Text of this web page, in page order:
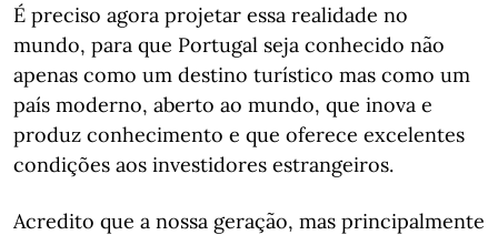
É preciso agora projetar essa realidade no
mundo, para que Portugal seja conhecido não
apenas como um destino turístico mas como um
país moderno, aberto ao mundo, que inova e
produz conhecimento e que oferece excelentes
condições aos investidores estrangeiros.
Acredito que a nossa geração, mas principalmente